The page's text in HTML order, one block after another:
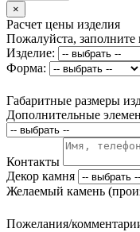
×
Расчет цены изделия
Пожалуйста, заполните
Изделие:
Форма:
Габаритные размеры
Дополнительные
Контакты
Декор камня
Желаемый камень
Пожелания/